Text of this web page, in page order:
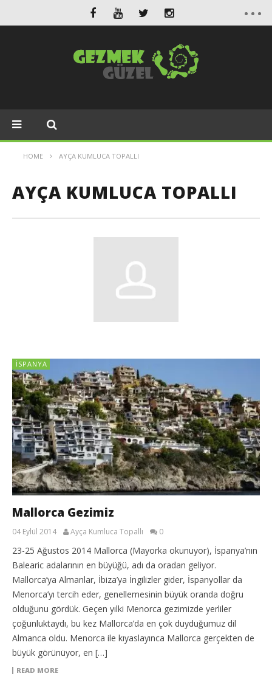
HOME AYÇA KUMLUCA TOPALLI
AYÇA KUMLUCA TOPALLI
İSPANYA
Mallorca Gezimiz
04 Eylül 2014 Ayça Kumluca Topallı 0
23-25 Ağustos 2014 Mallorca (Mayorka okunuyor), İspanya’nın
Balearic adalarının en büyüğü, adı da oradan geliyor.
Mallorca’ya Almanlar, İbiza’ya İngilizler gider, İspanyollar da
Menorca’yı tercih eder, genellemesinin büyük oranda doğru
olduğunu gördük. Geçen yılki Menorca gezimizde yerliler
çoğunluktaydı, bu kez Mallorca’da en çok duyduğumuz dil
Almanca oldu. Menorca ile kıyaslayınca Mallorca gerçekten de
büyük görünüyor, en […]
READ MORE